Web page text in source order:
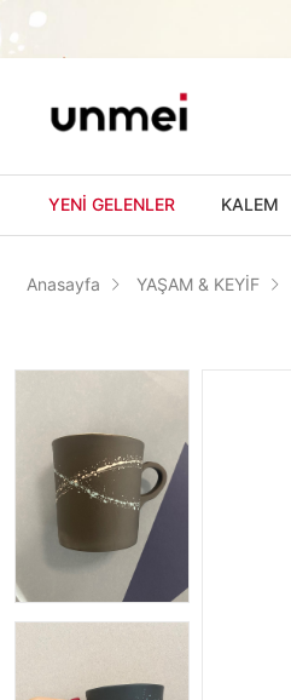
YENİ GELENLER KALEM
Anasayfa YAŞAM & KEYİF